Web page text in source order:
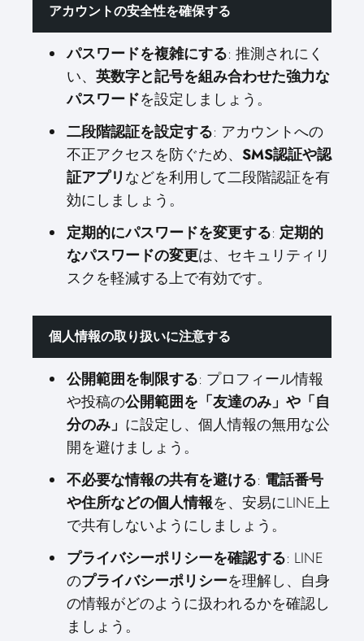
アカウントの安全性を確保する
パスワードを複雑にする: 推測されにく
い、 英数字と記号を組み合わせた強力な
パスワードを設定しましょう。
二段階認証を設定する: アカウントへの
不正アクセスを防ぐため、 SMS認証や認
証アプリなどを利用して二段階認証を有
効にしましょう。
定期的にパスワードを変更する: 定期的
なパスワードの変更は、セキュリティリ
スクを軽減する上で有効です。
個人情報の取り扱いに注意する
公開範囲を制限する: プロフィール情報
や投稿の公開範囲を「友達のみ」や「自
分のみ」 に設定し、個人情報の無用な公
開を避けましょう。
不必要な情報の共有を避ける: 電話番号
や住所などの個人情報を、安易にLINE上
で共有しないようにしましょう。
プライバシーポリシーを確認する: LINE
のプライバシーポリシーを理解し、自身
の情報がどのように扱われるかを確認し
ましょう。